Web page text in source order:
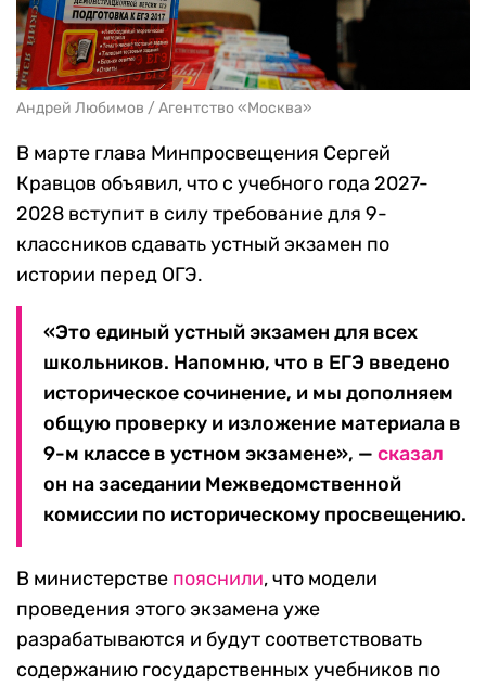
Андрей Любимов / Агентство «Москва»
В марте глава Минпросвещения Сергей
Кравцов объявил, что с учебного года 2027-
2028 вступит в силу требование для 9-
классников сдавать устный экзамен по
истории перед ОГЭ.
«Это единый устный экзамен для всех
школьников. Напомню, что в ЕГЭ введено
историческое сочинение, и мы дополняем
общую проверку и изложение материала в
9-м классе в устном экзамене», — сказал
он на заседании Межведомственной
комиссии по историческому просвещению.
В министерстве пояснили, что модели
проведения этого экзамена уже
разрабатываются и будут соответствовать
содержанию государственных учебников по